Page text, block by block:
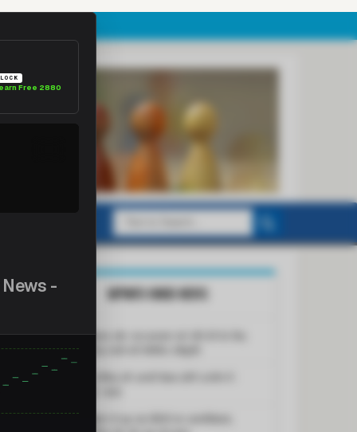
Samachar, Latest News -
ad
for free
TPC · LOYALTY
LIFETIME FREE UNLOCK
Sign into Timepay to
TPCs
MPINFO HINDI NEWS
प्रदेश के विकास और जन-कल्याण को गति देने के लिए
30,055 करोड़ रूपये की कैबिनेट स्वीकृति